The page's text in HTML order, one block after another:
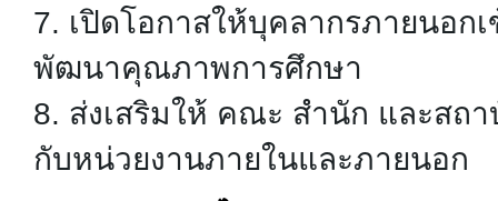
7. เปิดโอกาสให้บุคลากรภายนอก
พัฒนาคุณภาพการศึกษา
8. ส่งเสริมให้ คณะ สำนัก และสถ
กับหน่วยงานภายในและภายนอก